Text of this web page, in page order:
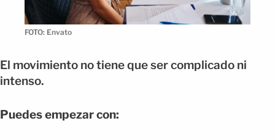
FOTO: Envato
El movimiento no tiene que ser complicado ni
intenso.
Puedes empezar con: